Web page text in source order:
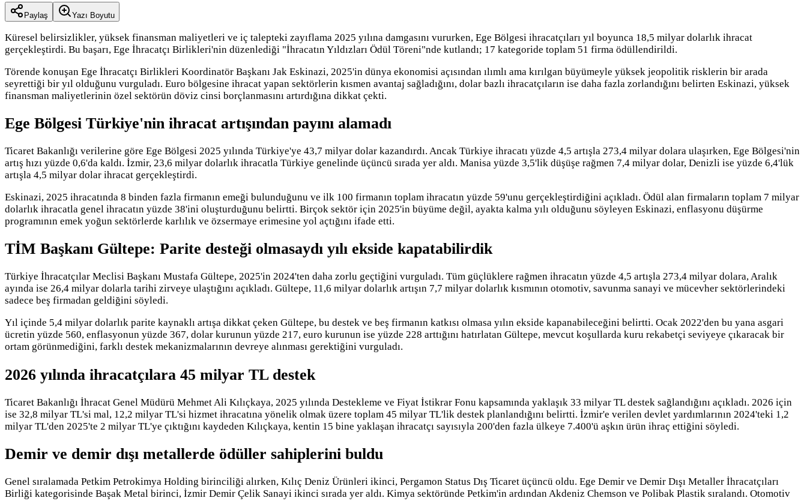
Paylaş Yazı Boyutu
Küresel belirsizlikler, yüksek finansman maliyetleri ve iç talepteki zayıflama 2025 yılına damgasını vururken, Ege Bölgesi ihracatçıları yıl boyunca 18,5 milyar dolarlık ihracat
gerçekleştirdi. Bu başarı, Ege İhracatçı Birlikleri'nin düzenlediği "İhracatın Yıldızları Ödül Töreni"nde kutlandı; 17 kategoride toplam 51 firma ödüllendirildi.
Törende konuşan Ege İhracatçı Birlikleri Koordinatör Başkanı Jak Eskinazi, 2025'in dünya ekonomisi açısından ılımlı ama kırılgan büyümeyle yüksek jeopolitik risklerin bir arada
seyrettiği bir yıl olduğunu vurguladı. Euro bölgesine ihracat yapan sektörlerin kısmen avantaj sağladığını, dolar bazlı ihracatçıların ise daha fazla zorlandığını belirten Eskinazi, yüksek
finansman maliyetlerinin özel sektörün döviz cinsi borçlanmasını artırdığına dikkat çekti.
Ege Bölgesi Türkiye'nin ihracat artışından payını alamadı
Ticaret Bakanlığı verilerine göre Ege Bölgesi 2025 yılında Türkiye'ye 43,7 milyar dolar kazandırdı. Ancak Türkiye ihracatı yüzde 4,5 artışla 273,4 milyar dolara ulaşırken, Ege Bölgesi'nin
artış hızı yüzde 0,6'da kaldı. İzmir, 23,6 milyar dolarlık ihracatla Türkiye genelinde üçüncü sırada yer aldı. Manisa yüzde 3,5'lik düşüşe rağmen 7,4 milyar dolar, Denizli ise yüzde 6,4'lük
artışla 4,5 milyar dolar ihracat gerçekleştirdi.
Eskinazi, 2025 ihracatında 8 binden fazla firmanın emeği bulunduğunu ve ilk 100 firmanın toplam ihracatın yüzde 59'unu gerçekleştirdiğini açıkladı. Ödül alan firmaların toplam 7 milyar
dolarlık ihracatla genel ihracatın yüzde 38'ini oluşturduğunu belirtti. Birçok sektör için 2025'in büyüme değil, ayakta kalma yılı olduğunu söyleyen Eskinazi, enflasyonu düşürme
programının emek yoğun sektörlerde karlılık ve özsermaye erimesine yol açtığını ifade etti.
TİM Başkanı Gültepe: Parite desteği olmasaydı yılı ekside kapatabilirdik
Türkiye İhracatçılar Meclisi Başkanı Mustafa Gültepe, 2025'in 2024'ten daha zorlu geçtiğini vurguladı. Tüm güçlüklere rağmen ihracatın yüzde 4,5 artışla 273,4 milyar dolara, Aralık
ayında ise 26,4 milyar dolarla tarihi zirveye ulaştığını açıkladı. Gültepe, 11,6 milyar dolarlık artışın 7,7 milyar dolarlık kısmının otomotiv, savunma sanayi ve mücevher sektörlerindeki
sadece beş firmadan geldiğini söyledi.
Yıl içinde 5,4 milyar dolarlık parite kaynaklı artışa dikkat çeken Gültepe, bu destek ve beş firmanın katkısı olmasa yılın ekside kapanabileceğini belirtti. Ocak 2022'den bu yana asgari
ücretin yüzde 560, enflasyonun yüzde 367, dolar kurunun yüzde 217, euro kurunun ise yüzde 228 arttığını hatırlatan Gültepe, mevcut koşullarda kuru rekabetçi seviyeye çıkaracak bir
ortam görünmediğini, farklı destek mekanizmalarının devreye alınması gerektiğini vurguladı.
2026 yılında ihracatçılara 45 milyar TL destek
Ticaret Bakanlığı İhracat Genel Müdürü Mehmet Ali Kılıçkaya, 2025 yılında Destekleme ve Fiyat İstikrar Fonu kapsamında yaklaşık 33 milyar TL destek sağlandığını açıkladı. 2026 için
ise 32,8 milyar TL'si mal, 12,2 milyar TL'si hizmet ihracatına yönelik olmak üzere toplam 45 milyar TL'lik destek planlandığını belirtti. İzmir'e verilen devlet yardımlarının 2024'teki 1,2
milyar TL'den 2025'te 2 milyar TL'ye çıktığını kaydeden Kılıçkaya, kentin 15 bine yaklaşan ihracatçı sayısıyla 200'den fazla ülkeye 7.400'ü aşkın ürün ihraç ettiğini söyledi.
Demir ve demir dışı metallerde ödüller sahiplerini buldu
Genel sıralamada Petkim Petrokimya Holding birinciliği alırken, Kılıç Deniz Ürünleri ikinci, Pergamon Status Dış Ticaret üçüncü oldu. Ege Demir ve Demir Dışı Metaller İhracatçıları
Birliği kategorisinde Başak Metal birinci, İzmir Demir Çelik Sanayi ikinci sırada yer aldı. Kimya sektöründe Petkim'in ardından Akdeniz Chemson ve Polibak Plastik sıralandı. Otomotiv